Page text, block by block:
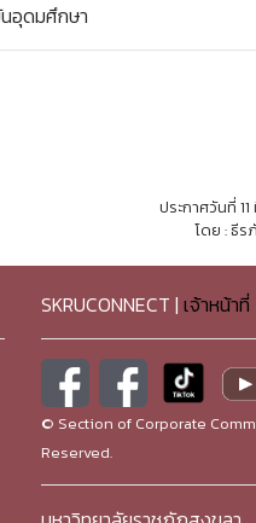
อุดมศึกษา
ประกาศวันที่
โดย : ธี
SKRUCONNECT | เจ้าหน้าที่
© Section of Corporate
Reserved.